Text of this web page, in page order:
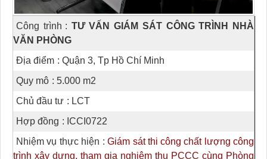
Công trình : TƯ VẤN GIÁM SÁT CÔNG TRÌNH NHÀ
VĂN PHÒNG
Địa điểm : Quận 3, Tp Hồ Chí Minh
Quy mô : 5.000 m2
Chủ đầu tư : LCT
Hợp đồng : ICCI0722
Nhiệm vụ thực hiện :Giám sát thi công chất lượng công
trình xây dựng, tham gia nghiệm thu PCCC cùng Phòng